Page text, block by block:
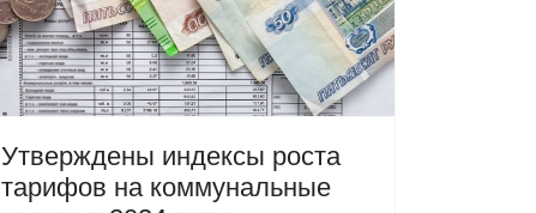
Утверждены индексы роста
тарифов на коммунальные